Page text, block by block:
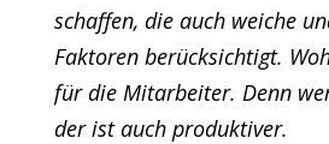
schaffen, die auch weiche
Faktoren berücksichtigt.
für die Mitarbeiter. Denn
der ist auch produktiver.